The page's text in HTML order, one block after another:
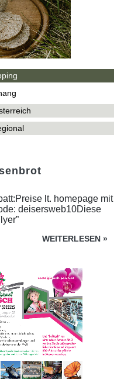
lt. homepage mit
deisersweb10Diese
WEITERLESEN »